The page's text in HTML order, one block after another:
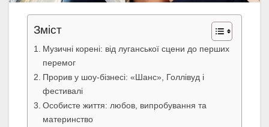
Зміст
Музичні корені: від луганської сцени до перших
перемог
Прорив у шоу-бізнесі: «Шанс», Голлівуд і
фестивалі
Особисте життя: любов, випробування та
материнство